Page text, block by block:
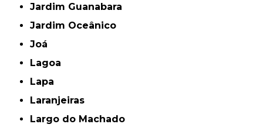
Jardim Guanabara
Jardim Oceânico
Joá
Lagoa
Lapa
Laranjeiras
Largo do Machado